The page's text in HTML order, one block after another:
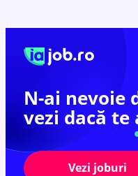
N-ai nevoie
vezi dacă te
Vezi joburi